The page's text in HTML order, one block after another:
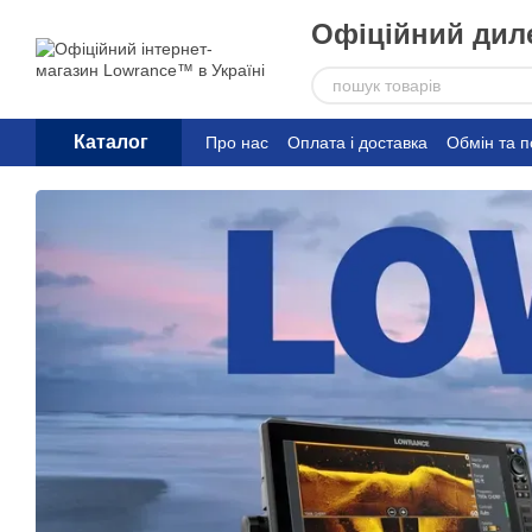
Офіційний
Каталог Про нас Оплата і доставка Обмін та